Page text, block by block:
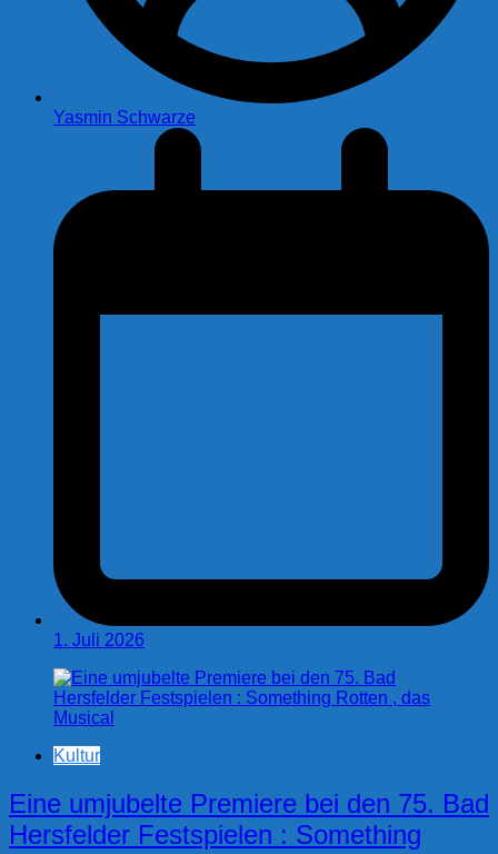
Yasmin Schwarze
1. Juli 2026
Kultur
Eine umjubelte Premiere bei den 75. Bad
Hersfelder Festspielen : Something